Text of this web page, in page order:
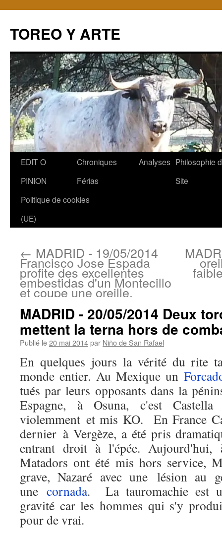
TOREO Y ARTE
Aller
contenu
EDIT O
PINION
Chroniques
Férias
Analyses Philosophie
Site
Politique de cookies
(UE)
← MADRID - 19/05/2014
Francisco Jose Espada
profite des excellentes
embestidas d'un Montecillo
et coupe une oreille.
MADRID - 20/05/2014 Deux
mettent la terna hors de
Publié le20 mai 2014par Niño de San Rafael
En quelques jours la vérité du rite
monde entier. Au Mexique un
tués par leurs opposants dans la
Espagne, à Osuna, c'est
violemment et mis KO. En France
dernier à Vergèze, a été pris
entrant droit à l'épée.
Matadors ont été mis hors service,
grave, Nazaré avec une lésion au
une cornada. La tauromachie est
gravité car les hommes qui s'y
pour de vrai.